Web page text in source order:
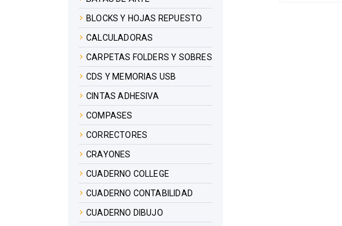
BLOCKS Y HOJAS REPUESTO
CALCULADORAS
CARPETAS FOLDERS Y SOBRES
CDS Y MEMORIAS USB
CINTAS ADHESIVA
COMPASES
CORRECTORES
CRAYONES
CUADERNO COLLEGE
CUADERNO CONTABILIDAD
CUADERNO DIBUJO